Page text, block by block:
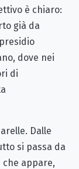
è chiaro:
già da
dove nei
di
Dalle
si passa da
che appare,